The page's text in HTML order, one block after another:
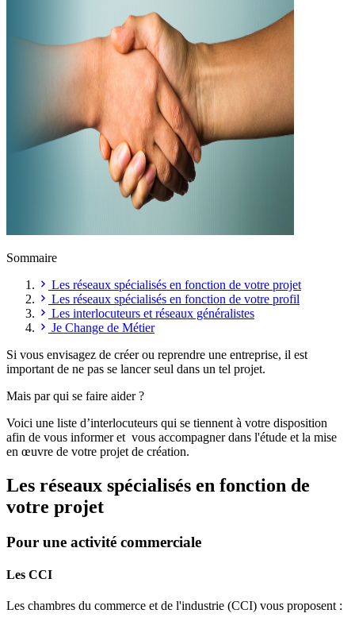
Sommaire
Les réseaux spécialisés en fonction de votre projet
Les réseaux spécialisés en fonction de votre profil
Les interlocuteurs et réseaux généralistes
Je Change de Métier
Si vous envisagez de créer ou reprendre une entreprise, il est
important de ne pas se lancer seul dans un tel projet.
Mais par qui se faire aider ?
Voici une liste d’interlocuteurs qui se tiennent à votre disposition
afin de vous informer et vous accompagner dans l'étude et la mise
en œuvre de votre projet de création.
Les réseaux spécialisés en fonction de
votre projet
Pour une activité commerciale
Les CCI
Les chambres du commerce et de l'industrie (CCI) vous proposent :